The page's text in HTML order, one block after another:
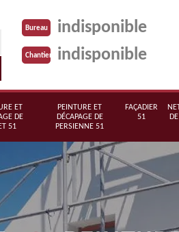
Bureau indisponible
Chantier indisponible
ET
DE
51
PEINTURE ET
DÉCAPAGE DE
PERSIENNE 51
FAÇADIER
51